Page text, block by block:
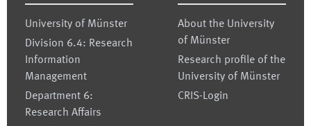
University of Münster
Division 6.4: Research
Information
Management
Department 6:
Research Affairs
About the University
of Münster
Research profile of the
University of Münster
CRIS-Login